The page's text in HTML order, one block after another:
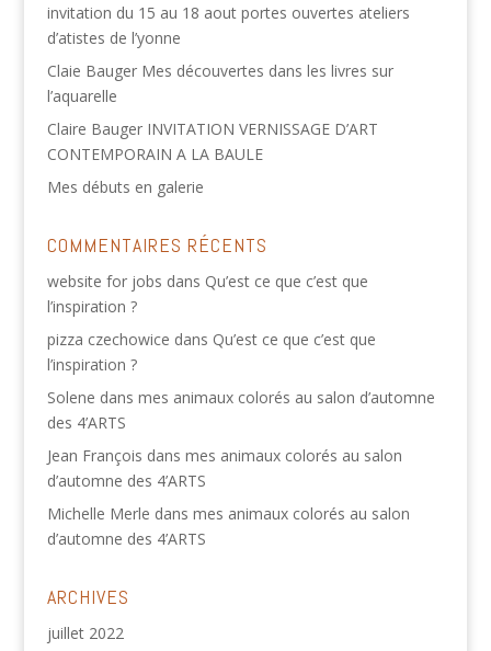
invitation du 15 au 18 aout portes ouvertes ateliers
d’atistes de l’yonne
Claie Bauger Mes découvertes dans les livres sur
l’aquarelle
Claire Bauger INVITATION VERNISSAGE D’ART
CONTEMPORAIN A LA BAULE
Mes débuts en galerie
COMMENTAIRES RÉCENTS
website for jobs dans Qu’est ce que c’est que
l’inspiration ?
pizza czechowice dans Qu’est ce que c’est que
l’inspiration ?
Solene dans mes animaux colorés au salon d’automne
des 4’ARTS
Jean François dans mes animaux colorés au salon
d’automne des 4’ARTS
Michelle Merle dans mes animaux colorés au salon
d’automne des 4’ARTS
ARCHIVES
juillet 2022